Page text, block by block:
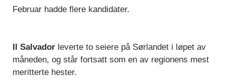
Februar hadde flere kandidater.
Il Salvador leverte to seiere på Sørlandet i løpet av
måneden, og står fortsatt som en av regionens mest
meritterte hester.